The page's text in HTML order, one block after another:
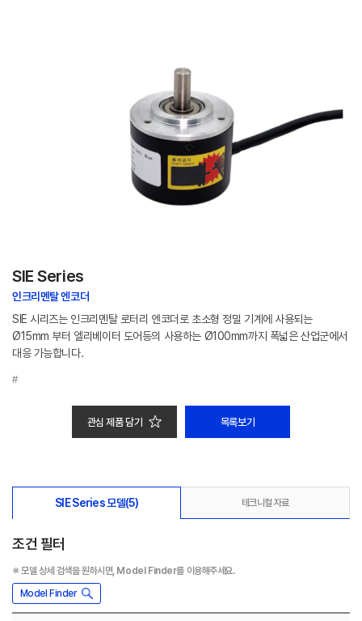
SIE Series
인크리멘탈 엔코더
SIE 시리즈는 인크리멘탈 로터리 엔코더로 초소형 정밀 기계에 사용되는
Ø15mm 부터 엘리베이터 도어등의 사용하는 Ø100mm까지 폭넓은 산업군에서
대응 가능합니다.
#
관심 제품 담기 목록보기
SIE Series 모델(5) 테크니컬 자료
조건 필터
※ 모델 상세 검색을 원하시면, Model Finder를 이용해주세요.
Model Finder